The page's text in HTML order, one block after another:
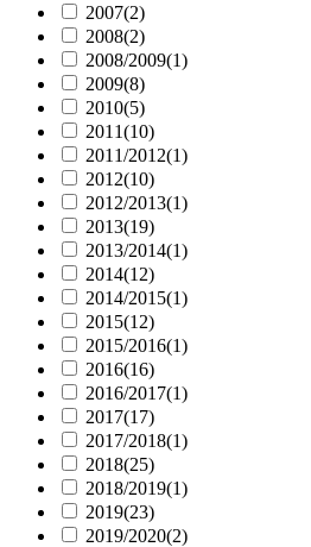
2007(2)
2008(2)
2008/2009(1)
2009(8)
2010(5)
2011(10)
2011/2012(1)
2012(10)
2012/2013(1)
2013(19)
2013/2014(1)
2014(12)
2014/2015(1)
2015(12)
2015/2016(1)
2016(16)
2016/2017(1)
2017(17)
2017/2018(1)
2018(25)
2018/2019(1)
2019(23)
2019/2020(2)